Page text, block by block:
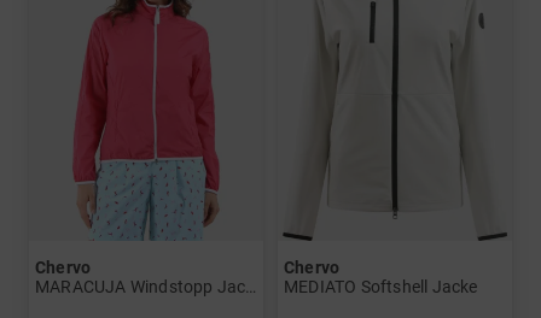
Chervo
Chervo
MEDIATO Softshell Jacke